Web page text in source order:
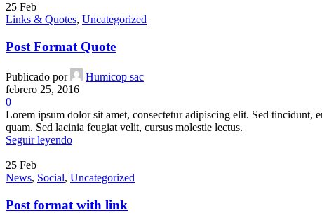
25 Feb
Links & Quotes, Uncategorized
Post Format Quote
Publicado por
Humicop sac
febrero 25, 2016
0
Lorem ipsum dolor sit amet, consectetur adipiscing elit. Sed tincidunt,
quam. Sed lacinia feugiat velit, cursus molestie lectus.
Seguir leyendo
25 Feb
News, Social, Uncategorized
Post format with link